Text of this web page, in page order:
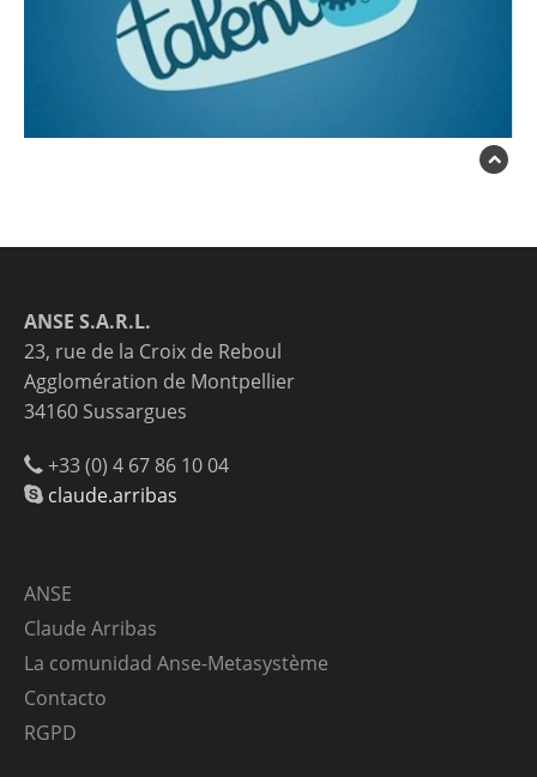
ANSE S.A.R.L.
23, rue de la Croix de Reboul
Agglomération de Montpellier
34160 Sussargues
+33 (0) 4 67 86 10 04
claude.arribas
ANSE
Claude Arribas
La comunidad Anse-Metasystème
Contacto
RGPD